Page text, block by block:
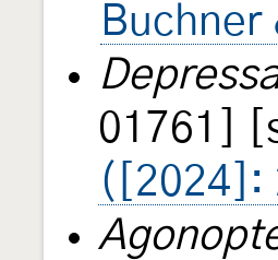
01761]
([2024]: